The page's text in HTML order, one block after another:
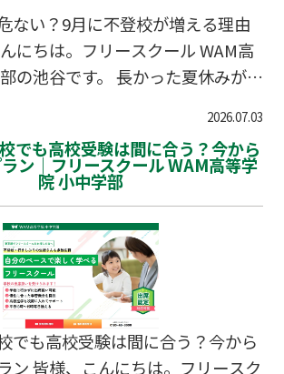
るのかしら？」と不安に思うのも
実は、フリースクールの最大の魅
縛られず、自分のペースで過ごせ
ます。今回は、実際のスケジュー
ら、フリースクールでのリアルな
ます。 学校との最大の違いは「自
一般…
ない？9月に不登校が増える理由
にちは。フリースクール WAM高
の池谷です。 長かった夏休みが終
」とホッとする時期かもしれませ
は1年の中で最も不登校の相談が
9月の夏休み明け」なのです。
は普通に通えていたのに、なぜ突
に家で元気だったのに…」と戸惑
られます。しかし、子どもたちに
明けは、大人が想像する以上に心
がかかるタイミングです。今回
が増える理由と、ご家庭で気を
ンについ…
2026.07.03
でも高校受験は間に合う？今から
ン｜フリースクール WAM高等学
院 小中学部
でも高校受験は間に合う？今から
ン 皆様、こんにちは。フリースク